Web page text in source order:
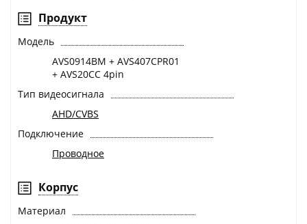
Продукт
Модель
AVS0914BM + AVS407CPR01
+ AVS20CC 4pin
Тип видеосигнала
AHD/CVBS
Подключение
Проводное
Корпус
Материал